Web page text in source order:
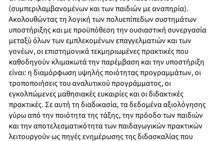
(συμπεριλαμβανομένων και των παιδιών με αναπηρία).
Ακολουθώντας τη λογική των πολυεπίπεδων συστημάτων
υποστήριξης και με προϋπόθεση την ουσιαστική συνεργασία
μεταξύ όλων των εμπλεκομένων επαγγελματιών και των
γονέων, οι επιστημονικά τεκμηριωμένες πρακτικές που
καθοδηγούν κλιμακωτά την παρέμβαση και την υποστήριξη
είναι: η διαμόρφωση υψηλής ποιότητας προγραμμάτων, οι
τροποποιήσεις του αναλυτικού προγράμματος, οι
εγκολπώμενες μαθησιακές ευκαιρίες και οι διδακτικές
πρακτικές. Σε αυτή τη διαδικασία, τα δεδομένα αξιολόγησης
γύρω από την ποιότητα της τάξης, την πρόοδο των παιδιών
και την αποτελεσματικότητα των παιδαγωγικών πρακτικών
λειτουργούν ως πηγές ενημέρωσης της διδασκαλίας που